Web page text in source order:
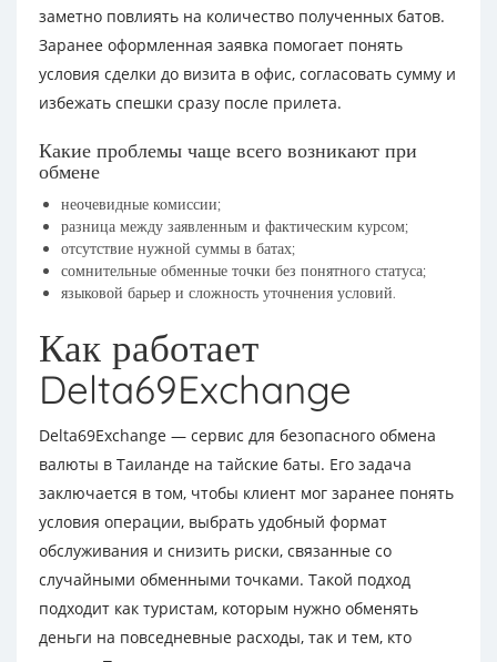
заметно повлиять на количество полученных батов.
Заранее оформленная заявка помогает понять
условия сделки до визита в офис, согласовать сумму и
избежать спешки сразу после прилета.
Какие проблемы чаще всего возникают при
обмене
неочевидные комиссии;
разница между заявленным и фактическим курсом;
отсутствие нужной суммы в батах;
сомнительные обменные точки без понятного статуса;
языковой барьер и сложность уточнения условий.
Как работает
Delta69Exchange
Delta69Exchange — сервис для безопасного обмена
валюты в Таиланде на тайские баты. Его задача
заключается в том, чтобы клиент мог заранее понять
условия операции, выбрать удобный формат
обслуживания и снизить риски, связанные со
случайными обменными точками. Такой подход
подходит как туристам, которым нужно обменять
деньги на повседневные расходы, так и тем, кто